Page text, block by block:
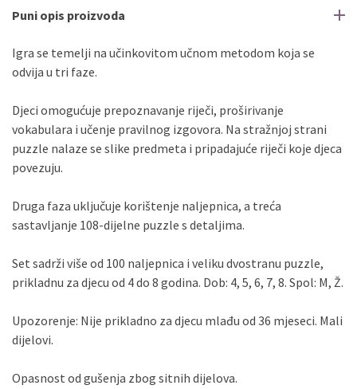
Puni opis proizvoda
Igra se temelji na učinkovitom učnom metodom koja se
odvija u tri faze.
Djeci omogućuje prepoznavanje riječi, proširivanje
vokabulara i učenje pravilnog izgovora. Na stražnjoj strani
puzzle nalaze se slike predmeta i pripadajuće riječi koje djeca
povezuju.
Druga faza uključuje korištenje naljepnica, a treća
sastavljanje 108-dijelne puzzle s detaljima.
Set sadrži više od 100 naljepnica i veliku dvostranu puzzle,
prikladnu za djecu od 4 do 8 godina. Dob: 4, 5, 6, 7, 8. Spol: M, Ž.
Upozorenje: Nije prikladno za djecu mlađu od 36 mjeseci. Mali
dijelovi.
Opasnost od gušenja zbog sitnih dijelova.